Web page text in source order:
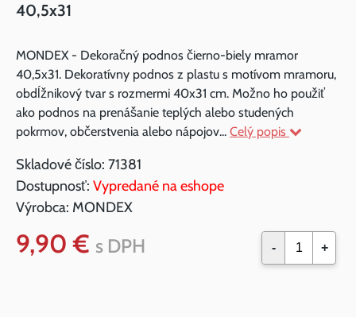
40,5x31
MONDEX - Dekoračný podnos čierno-biely mramor
40,5x31. Dekoratívny podnos z plastu s motívom mramoru,
obdĺžnikový tvar s rozmermi 40x31 cm. Možno ho použiť
ako podnos na prenášanie teplých alebo studených
pokrmov, občerstvenia alebo nápojov... Celý popis
Skladové číslo: 71381
Dostupnosť: Vypredané na eshope
Výrobca: MONDEX
9,90 € s DPH - +